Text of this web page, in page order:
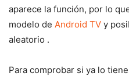
aparece la función, por lo
modelo de Android TV y
aleatorio .
Para comprobar si ya lo